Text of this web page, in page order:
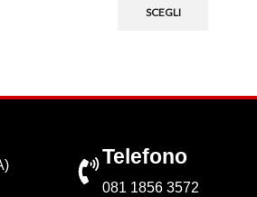
SCEGLI
Telefono
081 1856 3572